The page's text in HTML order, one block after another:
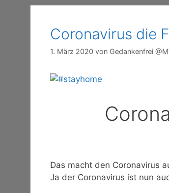
Coronavirus die
1. März 2020 von Gedankenfrei
Das macht den Coronavirus
Ja der Coronavirus ist nun